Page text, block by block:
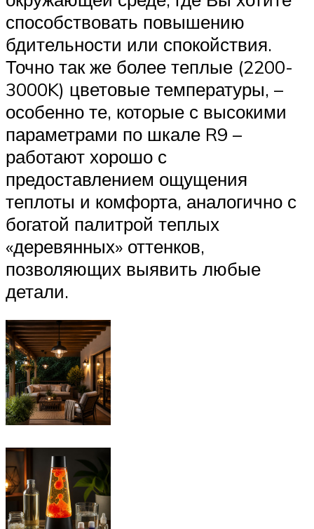
способствовать повышению
бдительности или спокойствия.
Точно так же более теплые (2200-
3000K) цветовые температуры, –
особенно те, которые с высокими
параметрами по шкале R9 –
работают хорошо с
предоставлением ощущения
теплоты и комфорта, аналогично с
богатой палитрой теплых
«деревянных» оттенков,
позволяющих выявить любые
детали.